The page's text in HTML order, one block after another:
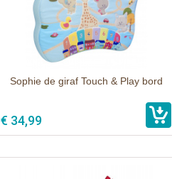
Sophie de giraf Touch & Play bord
€ 34,99